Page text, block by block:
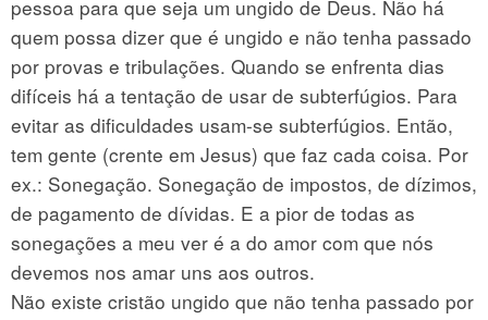
pessoa para que seja um ungido de Deus. Não há
quem possa dizer que é ungido e não tenha passado
por provas e tribulações. Quando se enfrenta dias
difíceis há a tentação de usar de subterfúgios. Para
evitar as dificuldades usam-se subterfúgios. Então,
tem gente (crente em Jesus) que faz cada coisa. Por
ex.: Sonegação. Sonegação de impostos, de dízimos,
de pagamento de dívidas. E a pior de todas as
sonegações a meu ver é a do amor com que nós
devemos nos amar uns aos outros.
Não existe cristão ungido que não tenha passado por